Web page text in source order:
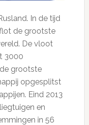
In de tijd
de grootste
De vloot
3000
grootste
opgesplitst
Eind 2013
en
in 56